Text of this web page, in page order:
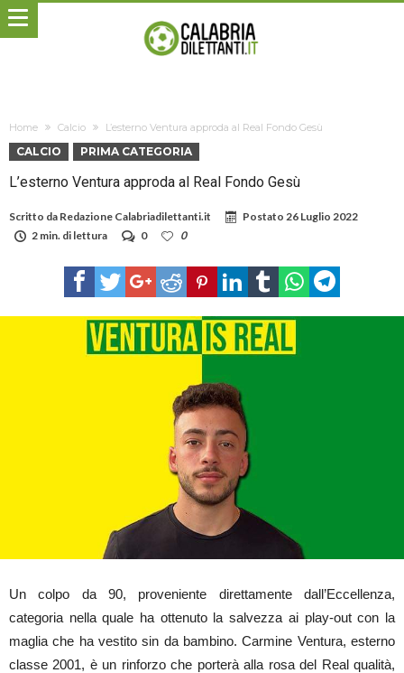
Home Calcio L’esterno Ventura approda al Real Fondo Gesù
CALCIO PRIMA CATEGORIA
L’esterno Ventura approda al Real Fondo Gesù
Scritto da Redazione Calabriadilettanti.it Postato 26 Luglio 2022
2 min. di lettura
0 0
Un colpo da 90, proveniente direttamente dall’Eccellenza,
categoria nella quale ha ottenuto la salvezza ai play-out con la
maglia che ha vestito sin da bambino. Carmine Ventura, esterno
classe 2001, è un rinforzo che porterà alla rosa del Real qualità,